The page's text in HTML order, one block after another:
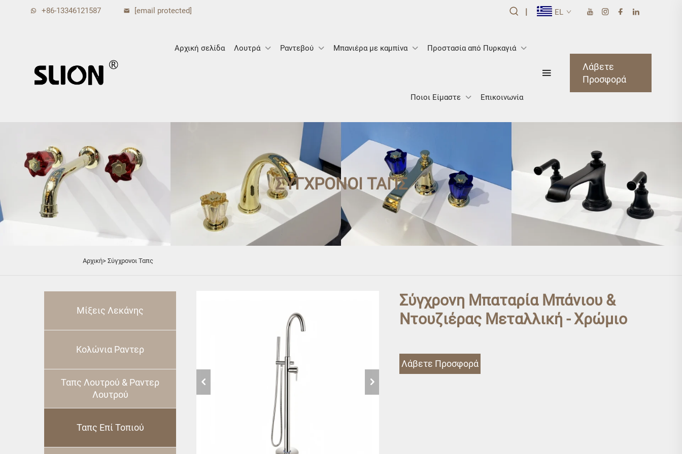
+86-13346121587 [email protected] | EL
Αρχική σελίδα Λουτρά Ραντεβού Μπανιέρα με καμπίνα Προστασία από Πυρκαγιά
Ποιοι Είμαστε Επικοινωνία
Λάβετε
Προσφορά
ΣΎΓΧΡΟΝΟΙ ΤΑΠΣ
Αρχική> Σύγχρονοι Ταπς
Μίξεις Λεκάνης
Κολώνια Ραντερ
Ταπς Λουτρού & Ραντερ
Λουτρού
Ταπς Επί Τοπιού
Σύγχρονη Μπαταρία Μπάνιου &
Ντουζιέρας Μεταλλική - Χρώμιο
Λάβετε Προσφορά